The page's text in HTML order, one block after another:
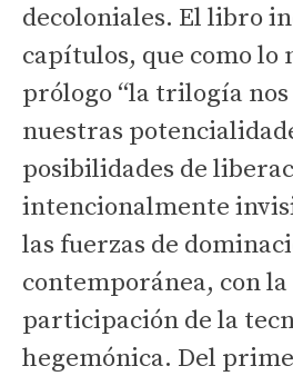
decoloniales. El libro
capítulos, que como lo
prólogo “la trilogía
nuestras
posibilidades de
intencionalmente
las fuerzas de
contemporánea, con
participación de la
hegemónica. Del